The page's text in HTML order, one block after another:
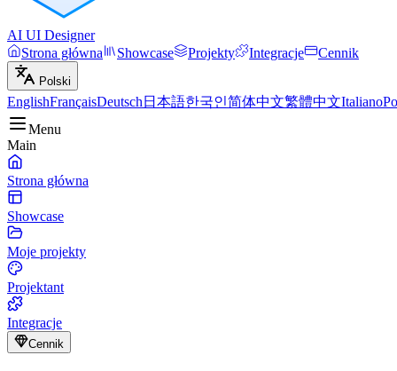
AI UI Designer
Strona główna
Showcase Projekty Integracje Cennik
Polski
EnglishFrançaisDeutsch 日本語한국인简体中文繁體中文Italiano
Menu
Main
Strona główna
Showcase
Moje projekty
Projektant
Integracje
Cennik